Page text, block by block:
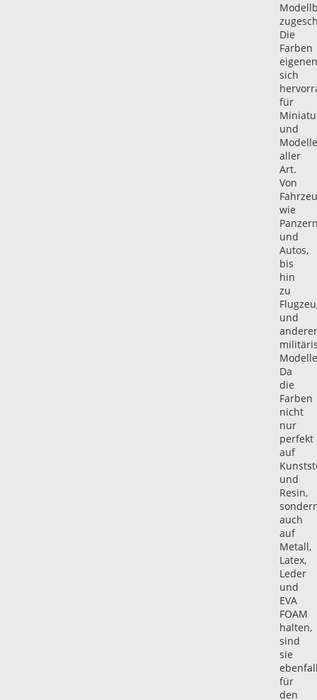
Die
Farben
eigenen
sich
für
und
Modelle
aller
Art.
Von
wie
und
Autos,
bis
hin
zu
und
Da
die
Farben
nicht
nur
perfekt
auf
und
Resin,
auch
auf
Metall,
Latex,
Leder
und
EVA
FOAM
halten,
sind
sie
für
den